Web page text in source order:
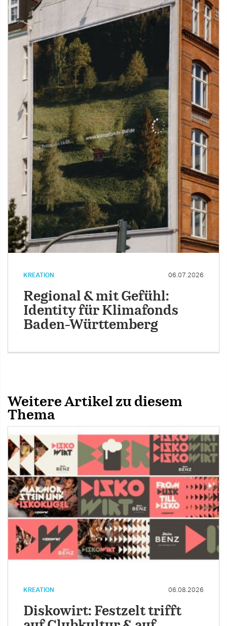
KREATION 06.07.2026
Regional & mit Gefühl:
Identity für Klimafonds
Baden-Württemberg
Weitere Artikel zu diesem
Thema
KREATION 06.08.2026
Diskowirt: Festzelt trifft